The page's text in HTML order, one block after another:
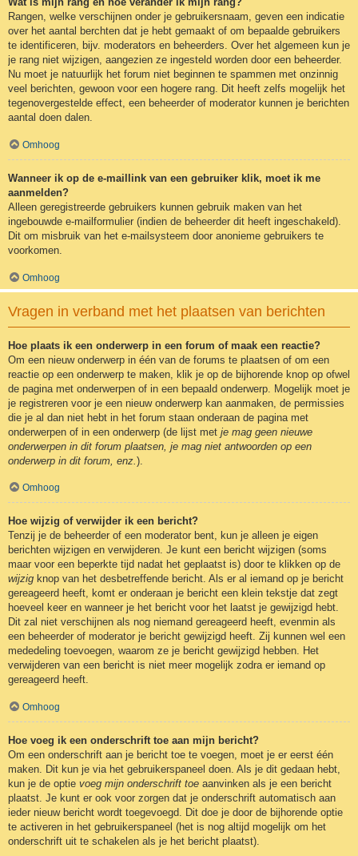
Rangen, welke verschijnen onder je gebruikersnaam, geven een indicatie
over het aantal berchten dat je hebt gemaakt of om bepaalde gebruikers
te identificeren, bijv. moderators en beheerders. Over het algemeen kun je
je rang niet wijzigen, aangezien ze ingesteld worden door een beheerder.
Nu moet je natuurlijk het forum niet beginnen te spammen met onzinnig
veel berichten, gewoon voor een hogere rang. Dit heeft zelfs mogelijk het
tegenovergestelde effect, een beheerder of moderator kunnen je berichten
aantal doen dalen.
Omhoog
Wanneer ik op de e-maillink van een gebruiker klik, moet ik me
aanmelden?
Alleen geregistreerde gebruikers kunnen gebruik maken van het
ingebouwde e-mailformulier (indien de beheerder dit heeft ingeschakeld).
Dit om misbruik van het e-mailsysteem door anonieme gebruikers te
voorkomen.
Omhoog
Vragen in verband met het plaatsen van berichten
Hoe plaats ik een onderwerp in een forum of maak een reactie?
Om een nieuw onderwerp in één van de forums te plaatsen of om een
reactie op een onderwerp te maken, klik je op de bijhorende knop op ofwel
de pagina met onderwerpen of in een bepaald onderwerp. Mogelijk moet je
je registreren voor je een nieuw onderwerp kan aanmaken, de permissies
die je al dan niet hebt in het forum staan onderaan de pagina met
onderwerpen of in een onderwerp (de lijst met je mag geen nieuwe
onderwerpen in dit forum plaatsen, je mag niet antwoorden op een
onderwerp in dit forum, enz. ).
Omhoog
Hoe wijzig of verwijder ik een bericht?
Tenzij je de beheerder of een moderator bent, kun je alleen je eigen
berichten wijzigen en verwijderen. Je kunt een bericht wijzigen (soms
maar voor een beperkte tijd nadat het geplaatst is) door te klikken op de
wijzig knop van het desbetreffende bericht. Als er al iemand op je bericht
gereageerd heeft, komt er onderaan je bericht een klein tekstje dat zegt
hoeveel keer en wanneer je het bericht voor het laatst je gewijzigd hebt.
Dit zal niet verschijnen als nog niemand gereageerd heeft, evenmin als
een beheerder of moderator je bericht gewijzigd heeft. Zij kunnen wel een
mededeling toevoegen, waarom ze je bericht gewijzigd hebben. Het
verwijderen van een bericht is niet meer mogelijk zodra er iemand op
gereageerd heeft.
Omhoog
Hoe voeg ik een onderschrift toe aan mijn bericht?
Om een onderschrift aan je bericht toe te voegen, moet je er eerst één
maken. Dit kun je via het gebruikerspaneel doen. Als je dit gedaan hebt,
kun je de optie voeg mijn onderschrift toe aanvinken als je een bericht
plaatst. Je kunt er ook voor zorgen dat je onderschrift automatisch aan
ieder nieuw bericht wordt toegevoegd. Dit doe je door de bijhorende optie
te activeren in het gebruikerspaneel (het is nog altijd mogelijk om het
onderschrift uit te schakelen als je het bericht plaatst).